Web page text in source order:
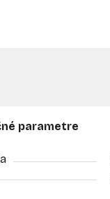
parametre